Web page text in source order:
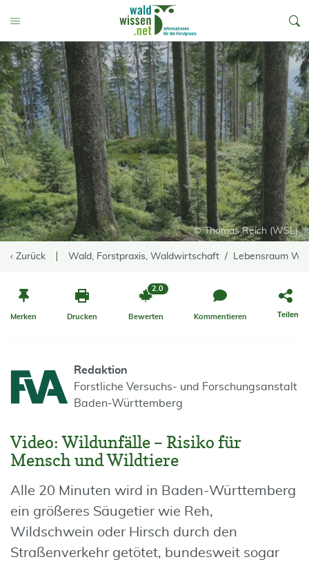
Toggle Menu
© Thomas Reich (WSL)
‹ Zurück Wald, Forstpraxis, Waldwirtschaft Lebensraum
Merken Drucken Bewerten
2.0
Kommentieren Teilen
Redaktion
Forstliche Versuchs- und Forschungsanstalt
Baden-Württemberg
Video: Wildunfälle – Risiko für
Mensch und Wildtiere
Alle 20 Minuten wird in Baden-Württemberg
ein größeres Säugetier wie Reh,
Wildschwein oder Hirsch durch den
Straßenverkehr getötet, bundesweit sogar